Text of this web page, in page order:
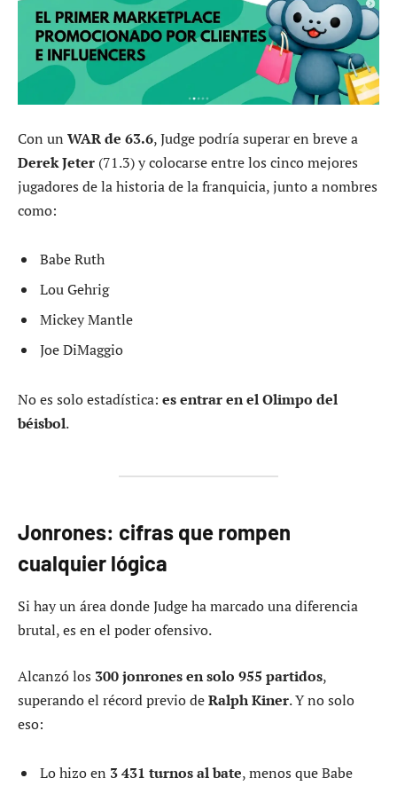
Con un WAR de 63.6, Judge podría superar en breve a
Derek Jeter (71.3) y colocarse entre los cinco mejores
jugadores de la historia de la franquicia, junto a nombres
como:
Babe Ruth
Lou Gehrig
Mickey Mantle
Joe DiMaggio
No es solo estadística: es entrar en el Olimpo del
béisbol.
Jonrones: cifras que rompen
cualquier lógica
Si hay un área donde Judge ha marcado una diferencia
brutal, es en el poder ofensivo.
Alcanzó los 300 jonrones en solo 955 partidos,
superando el récord previo deRalph Kiner. Y no solo
eso:
Lo hizo en 3 431 turnos al bate, menos que Babe